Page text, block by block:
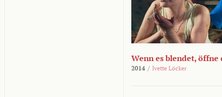
Wenn es blendet, öffne
2014 / Ivette Löcker